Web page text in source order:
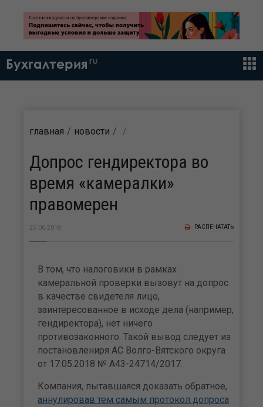
Бухгалтерия ru
главная новости
Допрос гендиректора во
время «камералки»
правомерен
25.06.2018 РАСПЕЧАТАТЬ
В том, что налоговики в рамках
камеральной проверки вызовут на допрос
в качестве свидетеля лицо,
заинтересованное в исходе дела (например,
гендиректора), нет ничего
противозаконного. Такой вывод следует из
постановлениря АС Волго-Вятского округа
от 17.05.2018 № А43-24714/2017.
Компания, пытавшаяся доказать обратное,
аннулировав тем самым протокол допроса